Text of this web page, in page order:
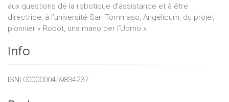
aux questions de la robotique d’assistance et à être
directrice, à l’université San Tommaso, Angelicum, du projet
pionnier « Robot, una mano per l’Uomo ».
Info
ISNI 0000000459834237